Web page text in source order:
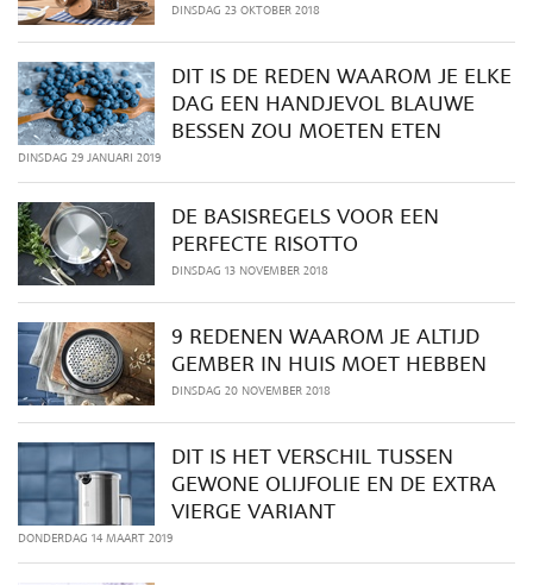
DINSDAG 23 OKTOBER 2018
DIT IS DE REDEN WAAROM JE ELKE
DAG EEN HANDJEVOL BLAUWE
BESSEN ZOU MOETEN ETEN
DINSDAG 29 JANUARI 2019
DE BASISREGELS VOOR EEN
PERFECTE RISOTTO
DINSDAG 13 NOVEMBER 2018
9 REDENEN WAAROM JE ALTIJD
GEMBER IN HUIS MOET HEBBEN
DINSDAG 20 NOVEMBER 2018
DIT IS HET VERSCHIL TUSSEN
GEWONE OLIJFOLIE EN DE EXTRA
VIERGE VARIANT
DONDERDAG 14 MAART 2019